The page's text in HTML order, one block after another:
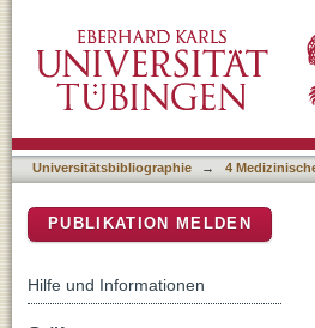
probing deacetylases
Universitätsbibliographie → 4
PUBLIKATION MELDEN
Hilfe und Informationen